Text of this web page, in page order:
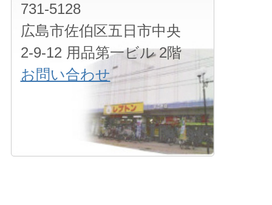
731-5128
広島市佐伯区五日市中央
2-9-12 用品第一ビル 2階
お問い合わせ